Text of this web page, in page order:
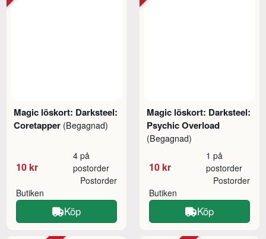
Magic löskort: Darksteel:
Coretapper (Begagnad)
10 kr
4 på
postorder
Butiken
Postorder
Köp
Magic löskort: Darksteel:
Psychic Overload
(Begagnad)
10 kr
1 på
postorder
Butiken
Postorder
Köp